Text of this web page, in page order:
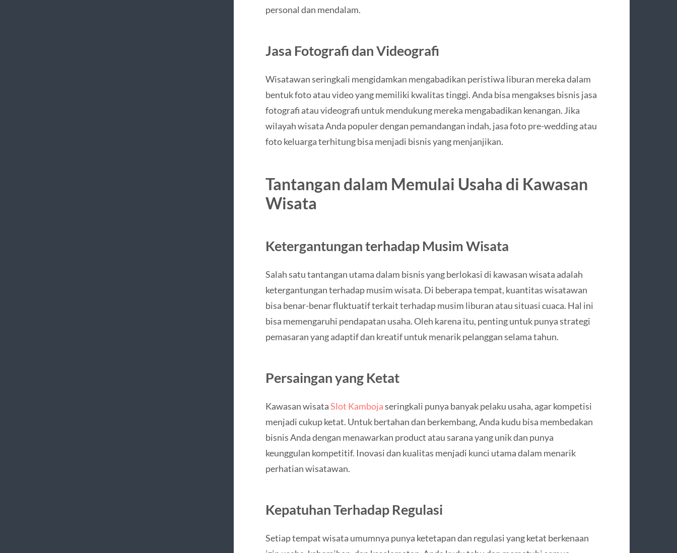
personal dan mendalam.
Jasa Fotografi dan Videografi
Wisatawan seringkali mengidamkan mengabadikan peristiwa liburan mereka dalam
bentuk foto atau video yang memiliki kwalitas tinggi. Anda bisa mengakses bisnis jasa
fotografi atau videografi untuk mendukung mereka mengabadikan kenangan. Jika
wilayah wisata Anda populer dengan pemandangan indah, jasa foto pre-wedding atau
foto keluarga terhitung bisa menjadi bisnis yang menjanjikan.
Tantangan dalam Memulai Usaha di Kawasan
Wisata
Ketergantungan terhadap Musim Wisata
Salah satu tantangan utama dalam bisnis yang berlokasi di kawasan wisata adalah
ketergantungan terhadap musim wisata. Di beberapa tempat, kuantitas wisatawan
bisa benar-benar fluktuatif terkait terhadap musim liburan atau situasi cuaca. Hal ini
bisa memengaruhi pendapatan usaha. Oleh karena itu, penting untuk punya strategi
pemasaran yang adaptif dan kreatif untuk menarik pelanggan selama tahun.
Persaingan yang Ketat
Kawasan wisataSlot Kambojaseringkali punya banyak pelaku usaha, agar kompetisi
menjadi cukup ketat. Untuk bertahan dan berkembang, Anda kudu bisa membedakan
bisnis Anda dengan menawarkan product atau sarana yang unik dan punya
keunggulan kompetitif. Inovasi dan kualitas menjadi kunci utama dalam menarik
perhatian wisatawan.
Kepatuhan Terhadap Regulasi
Setiap tempat wisata umumnya punya ketetapan dan regulasi yang ketat berkenaan